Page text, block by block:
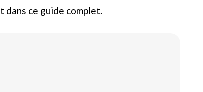
ce guide complet.